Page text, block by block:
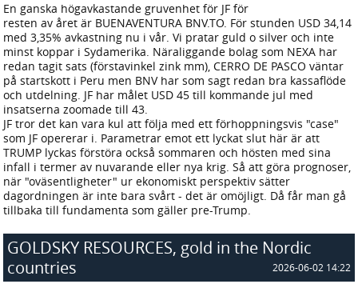
En ganska högavkastande gruvenhet för JF för
resten av året är BUENAVENTURA BNV.TO. För stunden USD 34,14
med 3,35% avkastning nu i vår. Vi pratar guld o silver och inte
minst koppar i Sydamerika. Näraliggande bolag som NEXA har
redan tagit sats (förstavinkel zink mm), CERRO DE PASCO väntar
på startskott i Peru men BNV har som sagt redan bra kassaflöde
och utdelning. JF har målet USD 45 till kommande jul med
insatserna zoomade till 43.
JF tror det kan vara kul att följa med ett förhoppningsvis "case"
som JF opererar i. Parametrar emot ett lyckat slut här är att
TRUMP lyckas förstöra också sommaren och hösten med sina
infall i termer av nuvarande eller nya krig. Så att göra prognoser,
när "oväsentligheter" ur ekonomiskt perspektiv sätter
dagordningen är inte bara svårt - det är omöjligt. Då får man gå
tillbaka till fundamenta som gäller pre-Trump.
GOLDSKY RESOURCES, gold in the Nordic
countries
2026-06-02 14:22